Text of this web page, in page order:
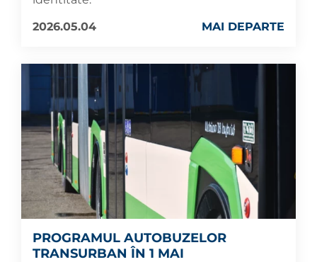
2026.05.04
MAI DEPARTE
PROGRAMUL AUTOBUZELOR
TRANSURBAN ÎN 1 MAI